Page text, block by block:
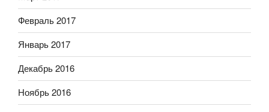
Февраль 2017
Январь 2017
Декабрь 2016
Ноябрь 2016